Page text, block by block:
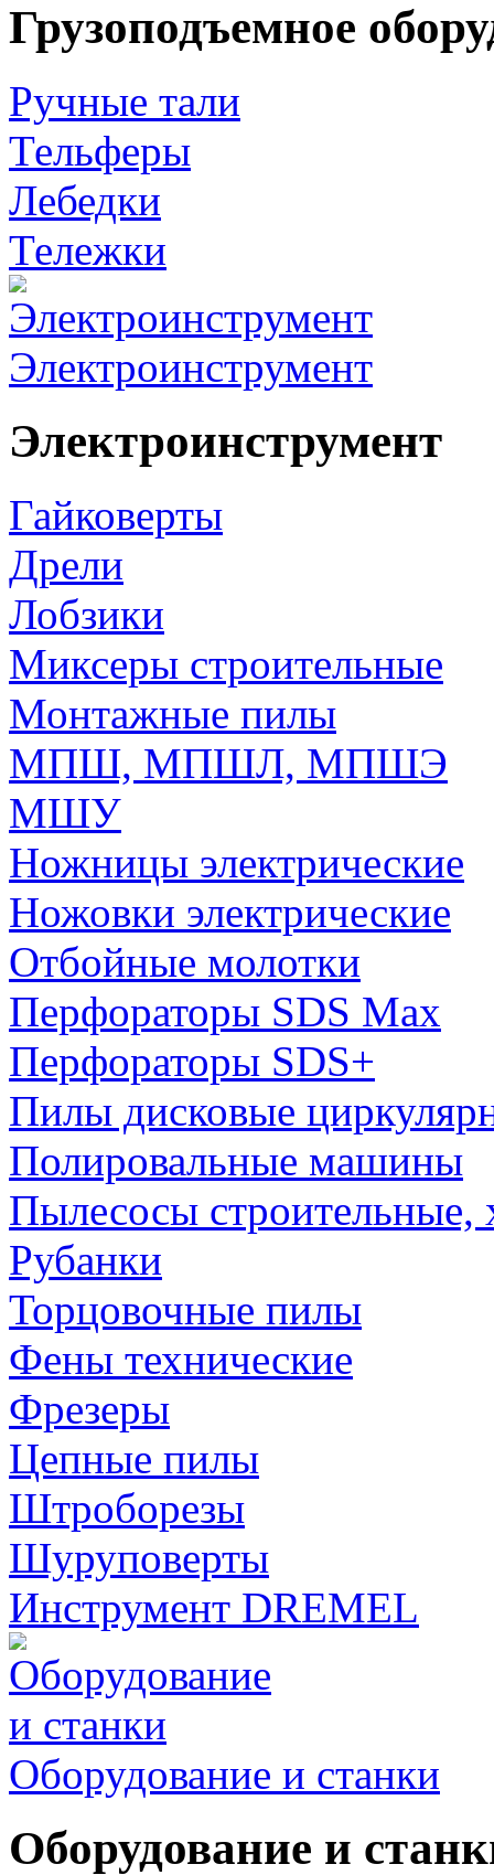
Грузоподъемное
Ручные тали
Тельферы
Лебедки
Тележки
Электроинструмент
Электроинструмент
Гайковерты
Дрели
Лобзики
Миксеры строительные
Монтажные пилы
МПШ, МПШЛ, МПШЭ
МШУ
Ножницы электрические
Ножовки электрические
Отбойные молотки
Перфораторы SDS Max
Перфораторы SDS+
Пилы дисковые
Полировальные машины
Пылесосы строительные,
Рубанки
Торцовочные пилы
Фены технические
Фрезеры
Цепные пилы
Штроборезы
Шуруповерты
Инструмент DREMEL
Оборудование и станки
Оборудование и